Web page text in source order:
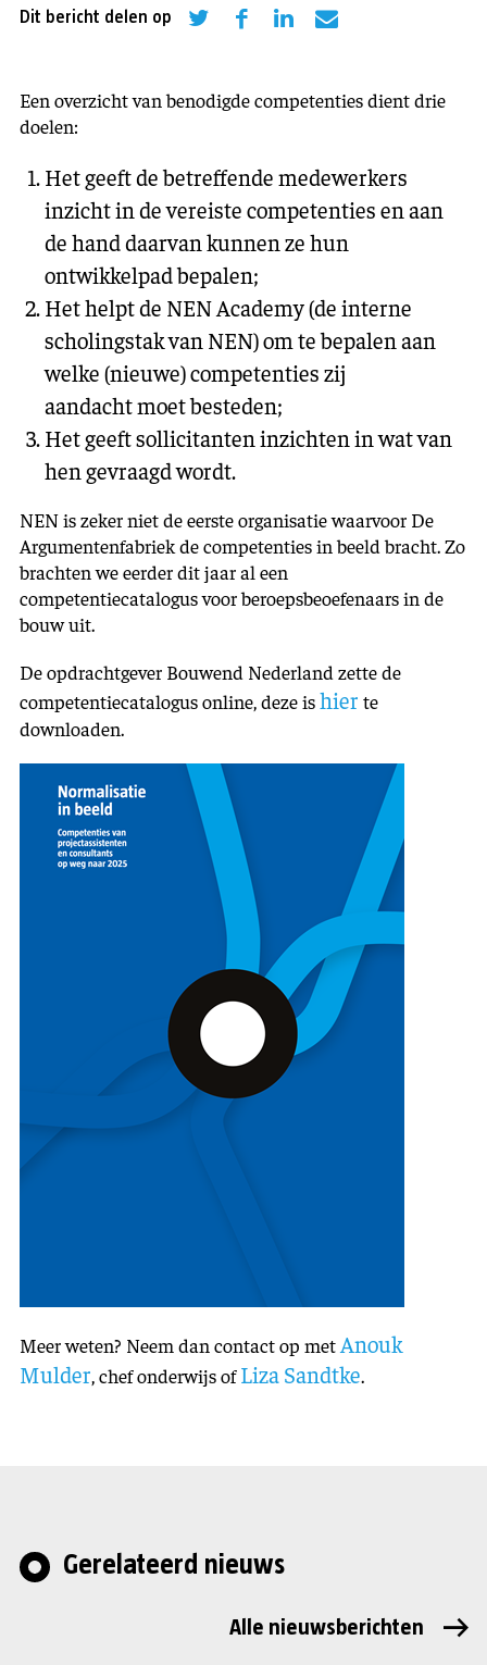
Dit bericht delen op
Een overzicht van benodigde competenties dient drie
doelen:
Het geeft de betreffende medewerkers
inzicht in de vereiste competenties en aan
de hand daarvan kunnen ze hun
ontwikkelpad bepalen;
Het helpt de NEN Academy (de interne
scholingstak van NEN) om te bepalen aan
welke (nieuwe) competenties zij
aandacht moet besteden;
Het geeft sollicitanten inzichten in wat van
hen gevraagd wordt.
NEN is zeker niet de eerste organisatie waarvoor De
Argumentenfabriek de competenties in beeld bracht. Zo
brachten we eerder dit jaar al een
competentiecatalogus voor beroepsbeoefenaars in de
bouw uit.
De opdrachtgever Bouwend Nederland zette de
competentiecatalogus online, deze ishier te
downloaden.
Meer weten? Neem dan contact op met Anouk
Mulder, chef onderwijs ofLiza Sandtke.
Gerelateerd nieuws
Alle nieuwsberichten